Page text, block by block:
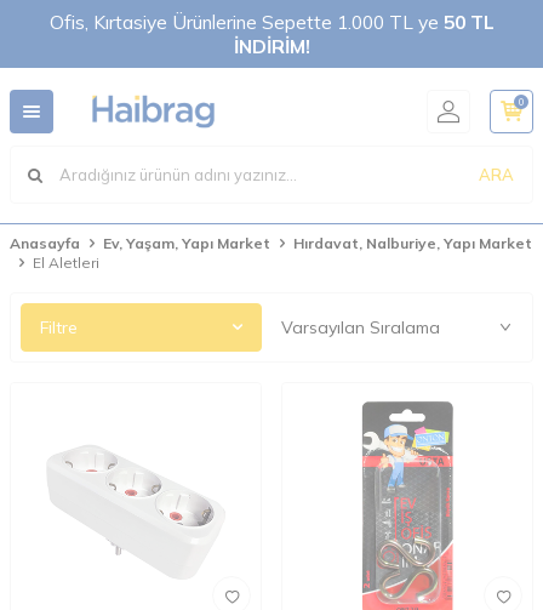
Ofis, Kırtasiye Ürünlerine Sepette 1.000 TL ye 50 TL
İNDİRİM!
ARA
0
Anasayfa Ev, Yaşam, Yapı Market
Hırdavat, Nalburiye, Yapı Market
El Aletleri
Filtre